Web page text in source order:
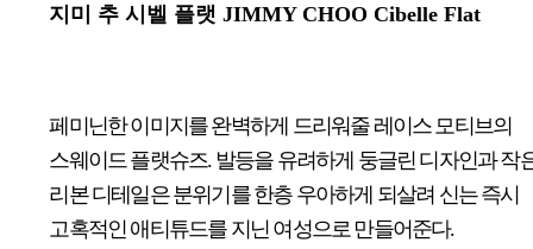
지미 추 시벨 플랫JIMMY CHOO Cibelle Flat
페미닌한 이미지를 완벽하게 드리워줄 레이스 모티브의
스웨이드 플랫슈즈. 발등을 유려하게 둥글린 디자인과 작
리본 디테일은 분위기를 한층 우아하게 되살려 신는 즉시
고혹적인 애티튜드를 지닌 여성으로 만들어준다.